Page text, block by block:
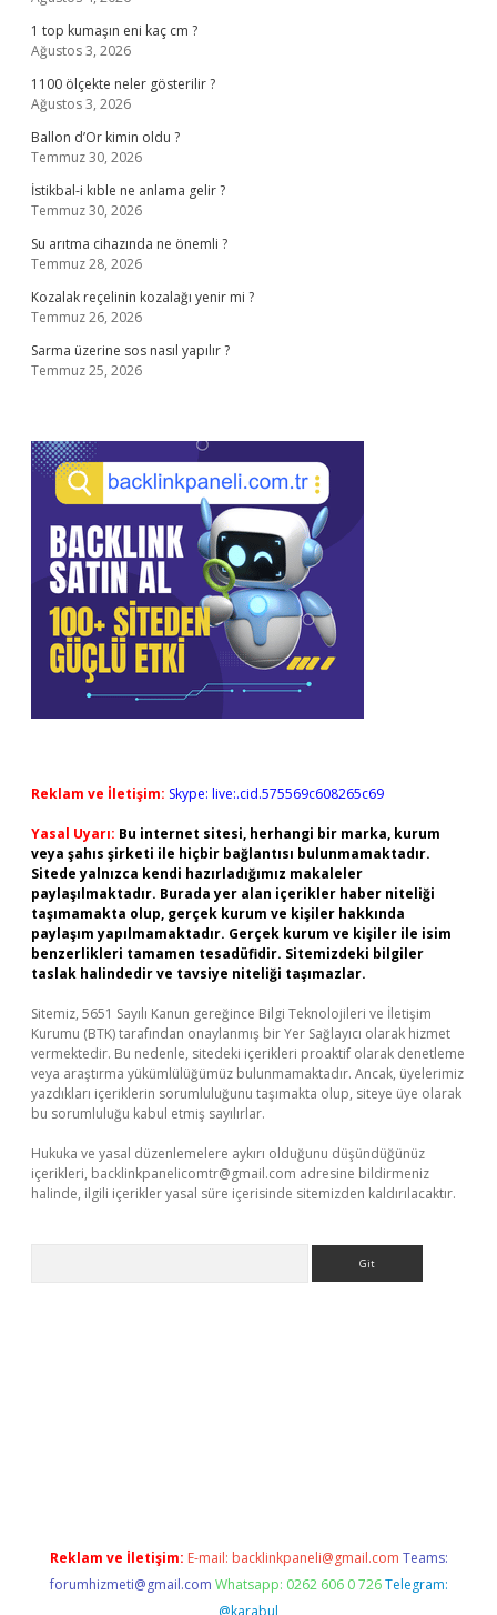
1 top kumaşın eni kaç cm ?
Ağustos 3, 2026
1100 ölçekte neler gösterilir ?
Ağustos 3, 2026
Ballon d’Or kimin oldu ?
Temmuz 30, 2026
İstikbal-i kıble ne anlama gelir ?
Temmuz 30, 2026
Su arıtma cihazında ne önemli ?
Temmuz 28, 2026
Kozalak reçelinin kozalağı yenir mi ?
Temmuz 26, 2026
Sarma üzerine sos nasıl yapılır ?
Temmuz 25, 2026
Reklam ve İletişim: Skype: live:.cid.575569c608265c69
Yasal Uyarı: Bu internet sitesi, herhangi bir marka, kurum
veya şahıs şirketi ile hiçbir bağlantısı bulunmamaktadır.
Sitede yalnızca kendi hazırladığımız makaleler
paylaşılmaktadır. Burada yer alan içerikler haber niteliği
taşımamakta olup, gerçek kurum ve kişiler hakkında
paylaşım yapılmamaktadır. Gerçek kurum ve kişiler ile isim
benzerlikleri tamamen tesadüfidir. Sitemizdeki bilgiler
taslak halindedir ve tavsiye niteliği taşımazlar.
Sitemiz, 5651 Sayılı Kanun gereğince Bilgi Teknolojileri ve İletişim
Kurumu (BTK) tarafından onaylanmış bir Yer Sağlayıcı olarak hizmet
vermektedir. Bu nedenle, sitedeki içerikleri proaktif olarak denetleme
veya araştırma yükümlülüğümüz bulunmamaktadır. Ancak, üyelerimiz
yazdıkları içeriklerin sorumluluğunu taşımakta olup, siteye üye olarak
bu sorumluluğu kabul etmiş sayılırlar.
Hukuka ve yasal düzenlemelere aykırı olduğunu düşündüğünüz
içerikleri, backlinkpanelicomtr@gmail.com adresine bildirmeniz
halinde, ilgili içerikler yasal süre içerisinde sitemizden kaldırılacaktır.
Reklam ve İletişim: E-mail: backlinkpaneli@gmail.com Teams:
forumhizmeti@gmail.com Whatsapp: 0262 606 0 726 Telegram:
@karabul